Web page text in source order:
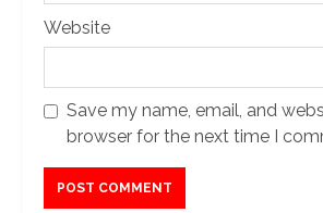
Website
Save my name, email, and
browser for the next time I